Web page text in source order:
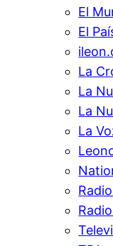
El
El
La
La
La
La